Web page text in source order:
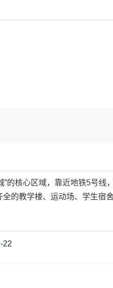
”的核心区域，靠近地铁5号线
的教学楼、运动场、学生宿
22